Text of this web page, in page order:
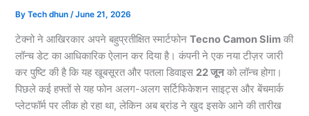
ByTech dhun/June 21, 2026
टेक्नो ने आखिरकार अपने बहुप्रतीक्षित स्मार्टफोनTecno Camon Slim की
लॉन्च डेट का आधिकारिक ऐलान कर दिया है। कंपनी ने एक नया टीज़र जारी
कर पुष्टि की है कि यह खूबसूरत और पतला डिवाइस 22 जूनको लॉन्च होगा।
पिछले कई हफ्तों से यह फोन अलग-अलग सर्टिफिकेशन साइट्स और बेंचमार्क
प्लेटफॉर्म पर लीक हो रहा था, लेकिन अब ब्रांड ने खुद इसके आने की तारीख